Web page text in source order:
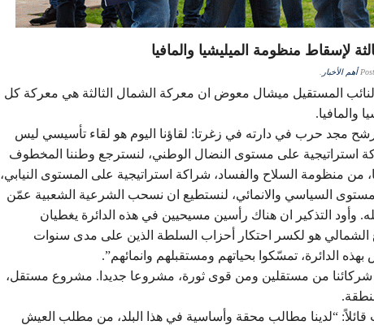
لإسقاط منظومة الميليشيا والمافيا
أهم الأخبار .
المستقيل ميشال معوض ان معركة الشمال الثالثة هي معركة كل
والمافيا.
مجد حرب في دارته في زغرتا: لقاؤنا اليوم هو لقاء تأسيسي ليس
استراتيجية على مستوى النضال الوطني، لنسترجع وطننا المخطوف
من منظومة السلاح والفساد، شراكة استراتيجية على المستوى النيابي،
السياسي والانمائي، لنستطيع ان نسحب الشرعية الشعبية عمّن
التذكير ان هناك رأسين مسيحيين في هذه الدائرة يغطيان
هو لكسر احتكار أحزاب السلطة الذين على مدى سنوات
الدائرة، تمسّكوا بحياتهم ومستقبلهم وانمائهم”.
شركائنا من مستقلين ومن قوى ثورة، مشروعا جديدا. مشروع مستقل،
قائلاً: “لدينا مطالب محقة وأساسية في هذا البلد، من مطلب العيش